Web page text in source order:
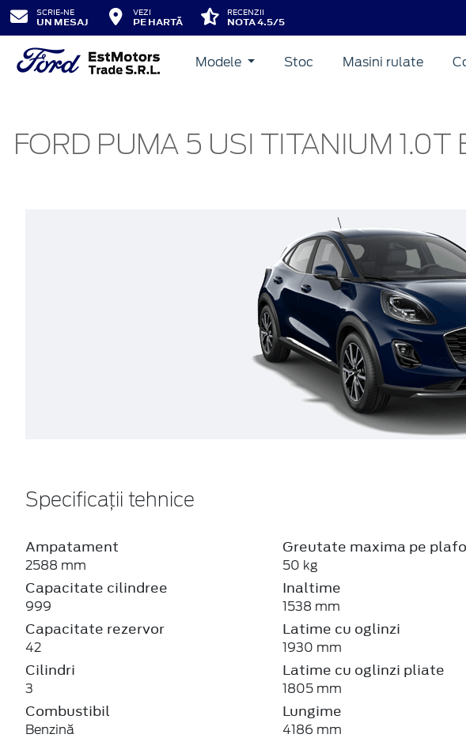
SCRIE-NE
UN MESAJ
VEZI
PE HARTĂ
RECENZII
NOTA 4.5/5
Modele Stoc Masini rulate
FORD PUMA 5 USI TITANIUM 1.0T
Specificații tehnice
Ampatament
2588 mm
Capacitate cilindree
999
Capacitate rezervor
42
Cilindri
3
Combustibil
Benzină
Greutate maxima pe
50 kg
Inaltime
1538 mm
Latime cu oglinzi
1930 mm
Latime cu oglinzi pliate
1805 mm
Lungime
4186 mm